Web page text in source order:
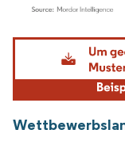
Bild © Mordor